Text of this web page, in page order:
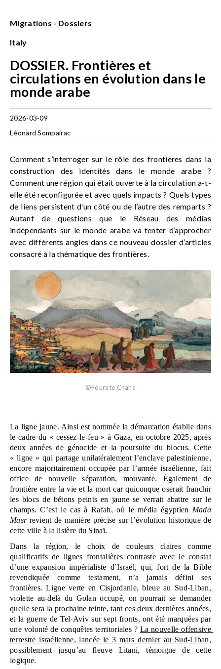
Migrations - Dossiers
Italy
DOSSIER. Frontières et
circulations en évolution dans le
monde arabe
2026-03-09
Léonard Sompairac
Comment s’interroger sur le rôle des frontières dans la
construction des identités dans le monde arabe ?
Comment une région qui était ouverte à la circulation a-t-
elle été reconfigurée et avec quels impacts ? Quels types
de liens persistent d’un côté ou de l’autre des remparts ?
Autant de questions que le Réseau des médias
indépendants sur le monde arabe va tenter d’approcher
avec différents angles dans ce nouveau dossier d’articles
consacré à la thématique des frontières.
©Fourate Chaha
La ligne jaune. Ainsi est nommée la démarcation établie dans
le cadre du « cessez-le-feu » à Gaza, en octobre 2025, après
deux années de génocide et la poursuite du blocus. Cette
« ligne » qui partage unilatéralement l’enclave palestinienne,
encore majoritairement occupée par l’armée israélienne, fait
office de nouvelle séparation, mouvante. Également de
frontière entre la vie et la mort car quiconque oserait franchir
les blocs de bétons peints en jaune se verrait abattre sur le
champs. C’est le cas à Rafah, où le média égyptien Mada
Masr revient de manière précise sur l’évolution historique de
cette ville à la lisière du Sinaï.
Dans la région, le choix de couleurs claires comme
qualificatifs de lignes frontalières contraste avec le constat
d’une expansion impérialiste d’Israël, qui, fort de la Bible
revendiquée comme testament, n’a jamais défini ses
frontières. Ligne verte en Cisjordanie, bleue au Sud-Liban,
violette au-delà du Golan occupé, on pourrait se demander
quelle sera la prochaine teinte, tant ces deux dernières années,
et la guerre de Tel-Aviv sur sept fronts, ont été marquées par
une volonté de conquêtes territoriales ? La nouvelle offensive
terrestre israélienne, lancée le 3 mars dernier au Sud-Liban,
possiblement jusqu’au fleuve Litani, témoigne de cette
logique.